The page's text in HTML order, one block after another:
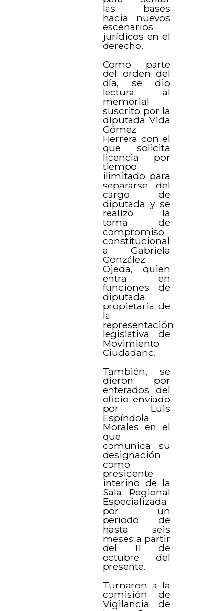
las bases
hacia nuevos
escenarios
jurídicos en el
derecho.
Como parte
del orden del
día, se dio
lectura al
memorial
suscrito por la
diputada Vida
Gómez
Herrera con el
que solicita
licencia por
tiempo
ilimitado para
separarse del
cargo de
diputada y se
realizó la
toma de
compromiso
constitucional
a Gabriela
González
Ojeda, quien
entra en
funciones de
diputada
propietaria de
la
representación
legislativa de
Movimiento
Ciudadano.
También, se
dieron por
enterados del
oficio enviado
por Luis
Espíndola
Morales en el
que
comunica su
designación
como
presidente
interino de la
Sala Regional
Especializada
por un
período de
hasta seis
meses a partir
del 11 de
octubre del
presente.
Turnaron a la
comisión de
Vigilancia de